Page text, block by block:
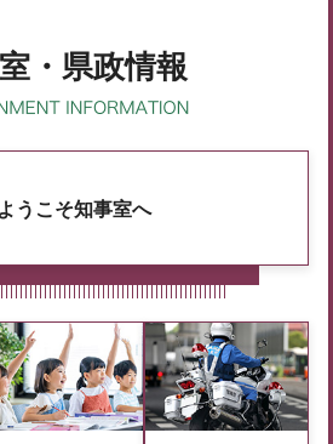
・県政情報
ようこそ知事室へ